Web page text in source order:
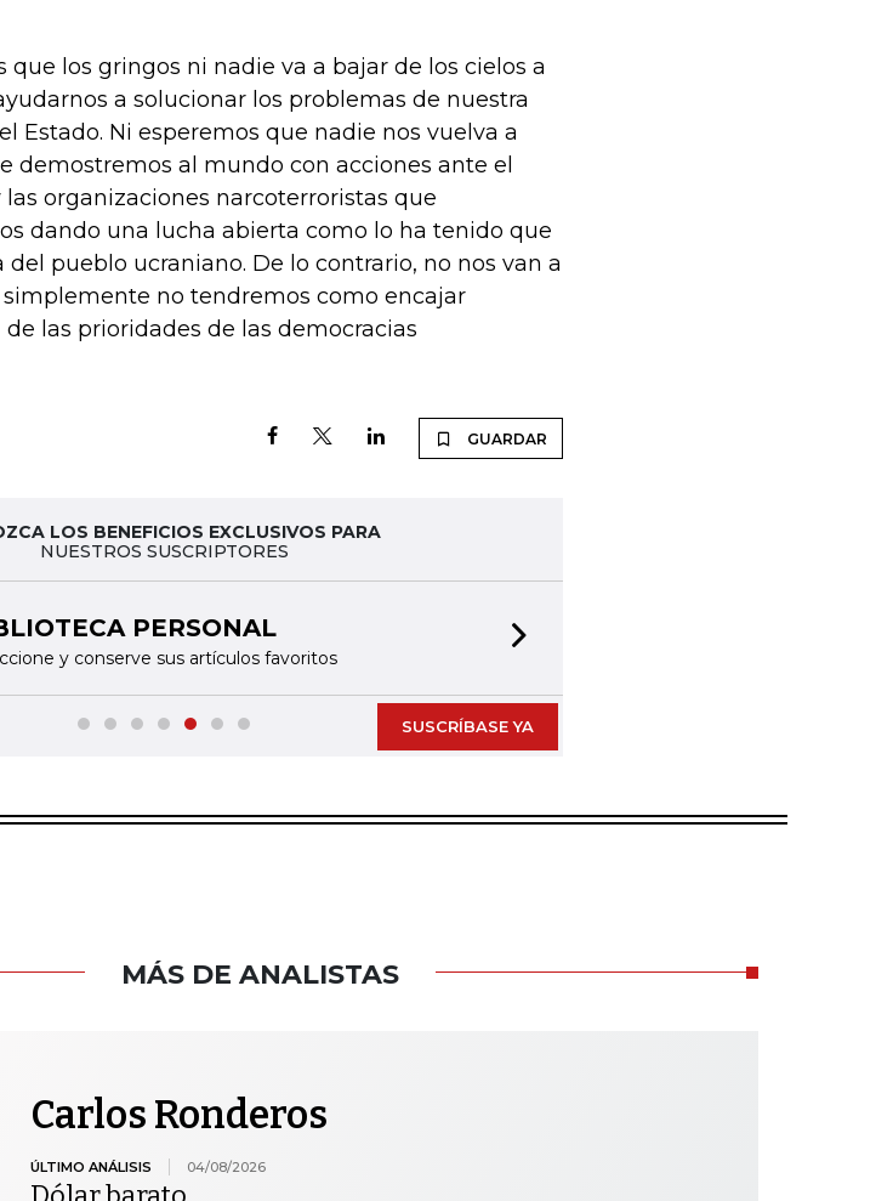
que los gringos ni nadie va a bajar de los cielos a
a solucionar los problemas de nuestra
Estado. Ni esperemos que nadie nos vuelva a
demostremos al mundo con acciones ante el
organizaciones narcoterroristas que
dando una lucha abierta como lo ha tenido que
del pueblo ucraniano. De lo contrario, no nos van a
simplemente no tendremos como encajar
las prioridades de las democracias
GUARDAR
LOS BENEFICIOS EXCLUSIVOS PARA
NUESTROS SUSCRIPTORES
PERSONAL
y conserve sus artículos favoritos
SUSCRÍBASE YA
MÁS DE ANALISTAS
Carlos Ronderos
ÚLTIMO ANÁLISIS 04/08/2026